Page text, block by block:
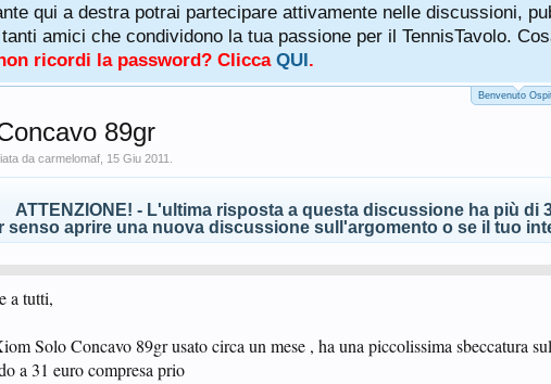
qui a destra potrai partecipare attivamente nelle discussioni,
amici che condividono la tua passione per il TennisTavolo.
ricordi la password? Clicca QUI.
Benvenuto
89gr
da carmelomaf 15 Giu 2011
ATTENZIONE! - L'ultima risposta a questa discussione ha più di
senso aprire una nuova discussione sull'argomento o se il tuo
a tutti,
Solo Concavo 89gr usato circa un mese , ha una piccolissima sbeccatura
a 31 euro compresa prio